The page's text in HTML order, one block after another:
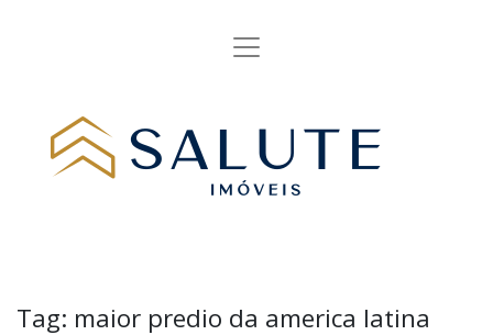
Tag: maior predio da america latina